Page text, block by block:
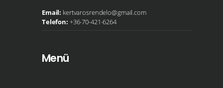
Email: kertvarosrendelo@gmail.com
Telefon: +36-70-421-6264
Menü